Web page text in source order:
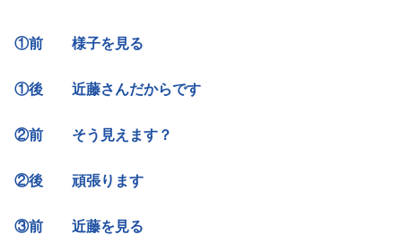
①前 様子を見る
①後 近藤さんだからです
②前 そう見えます？
②後 頑張ります
③前 近藤を見る